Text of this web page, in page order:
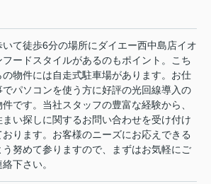
いて徒歩6分の場所にダイエー西中島店イオ
フードスタイルがあるのもポイント。こち
の物件には自走式駐車場があります。お仕
でパソコンを使う方に好評の光回線導入の
件です。当社スタッフの豊富な経験から、
まい探しに関するお問い合わせを受け付け
おります。お客様のニーズにお応えできる
う努めて参りますので、まずはお気軽にご
絡下さい。